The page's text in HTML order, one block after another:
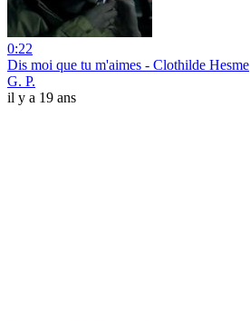
0:22
Dis moi que tu m'aimes - Clothilde Hesme
G. P.
il y a 19 ans